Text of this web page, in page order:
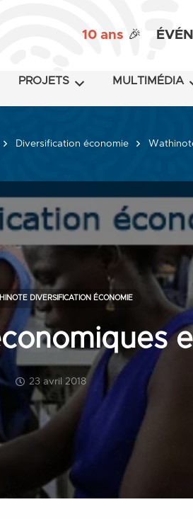
10 ans 🎉
PROJETS MULTIMÉDIA
Diversification économie
23 avril 2018
DIVERSIFICATION ÉCONOMIE